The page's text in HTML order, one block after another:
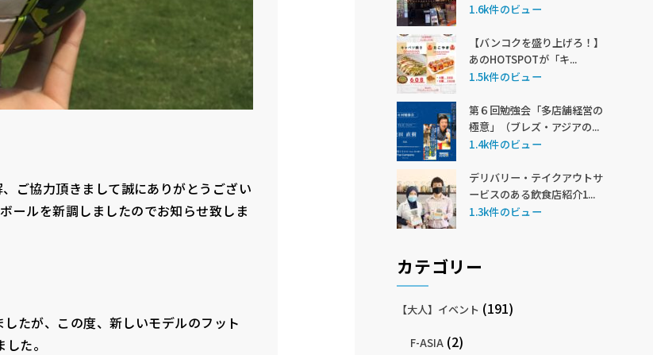
ご協力頂きまして誠にありがとうござい
ールを新調しましたのでお知らせ致しま
たが、この度、新しいモデルのフット
た。
1.6k件のビュー
【バンコクを盛り上げろ！】
あのHOTSPOTが「キ...
1.5k件のビュー
第６回勉強会「多店舗経営の
極意」（ブレズ・アジアの...
1.4k件のビュー
デリバリー・テイクアウトサ
ービスのある飲食店紹介1...
1.3k件のビュー
カテゴリー
【大人】イベント (191)
F-ASIA(2)